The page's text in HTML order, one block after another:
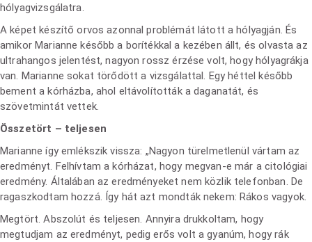
hólyagvizsgálatra.
A képet készítő orvos azonnal problémát látott a hólyagján. És
amikor Marianne később a borítékkal a kezében állt, és olvasta az
ultrahangos jelentést, nagyon rossz érzése volt, hogy hólyagrákja
van. Marianne sokat törődött a vizsgálattal. Egy héttel később
bement a kórházba, ahol eltávolították a daganatát, és
szövetmintát vettek.
Összetört – teljesen
Marianne így emlékszik vissza: „Nagyon türelmetlenül vártam az
eredményt. Felhívtam a kórházat, hogy megvan-e már a citológiai
eredmény. Általában az eredményeket nem közlik telefonban. De
ragaszkodtam hozzá. Így hát azt mondták nekem: Rákos vagyok.
Megtört. Abszolút és teljesen. Annyira drukkoltam, hogy
megtudjam az eredményt, pedig erős volt a gyanúm, hogy rák